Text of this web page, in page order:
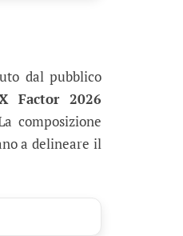
dal pubblico
Factor 2026
composizione
a delineare il